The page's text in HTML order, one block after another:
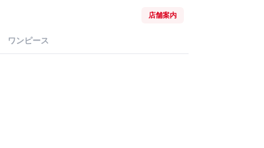
店舗案内
ワンピース